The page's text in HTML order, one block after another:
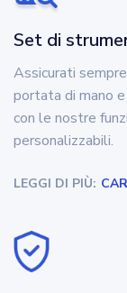
Set di
Assicurati
portata di mano
con le nostre
personalizzabili.
LEGGI DI PIÙ: